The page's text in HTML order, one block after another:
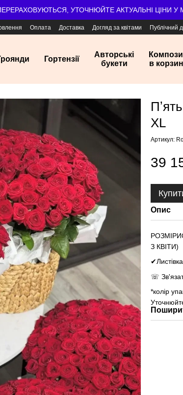
УТОЧНЮЙТЕ АКТУАЛЬНІ ЦІНИ У
Оплата Доставка Догляд за квітами Публічний
Гортензії
Авторські
букети
в
XL
Артикул:
39
Опис
З КВІТИ)
☏
*колір